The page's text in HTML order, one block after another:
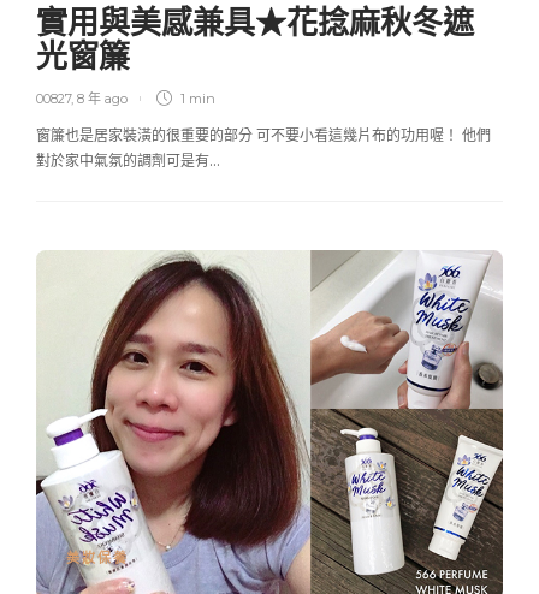
實用與美感兼具★花捻麻秋冬遮
光窗簾
00827, 8 年 ago 1 min
窗簾也是居家裝潢的很重要的部分 可不要小看這幾片布的功用喔！ 他們
對於家中氣氛的調劑可是有…
美妝保養